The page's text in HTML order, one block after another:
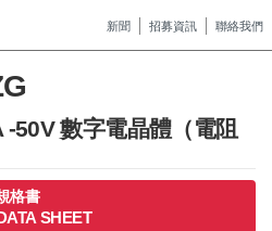
新聞 招募資訊 聯絡我們
50V 數字電晶體（電阻
格書
SHEET